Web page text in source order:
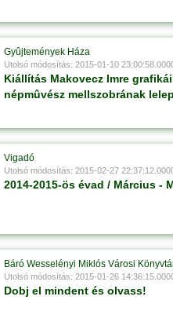
Gyûjtemények Háza
Utolsó módosítás: 2015-01-10
Kiállítás Makovecz Imre
népmûvész mellszobrának
Vigadó
Utolsó módosítás: 2015-02-27
2014-2015-ös évad / Március -
Báró Wesselényi Miklós Városi
Utolsó módosítás: 2015-01-26
Dobj el mindent és olvass!